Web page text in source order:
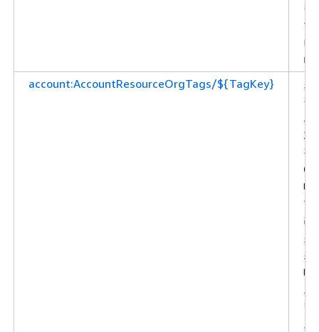
링
합
니
다.
account:AccountResourceOrgTags/${TagKey}
조
직
의
계
정
에
대
한
리
소
스
태
별